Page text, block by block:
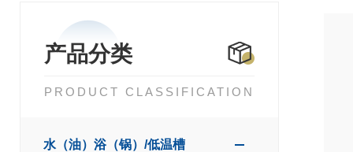
产品分类
PRODUCT CLASSIFICATION
水（油）浴（锅）/低温槽